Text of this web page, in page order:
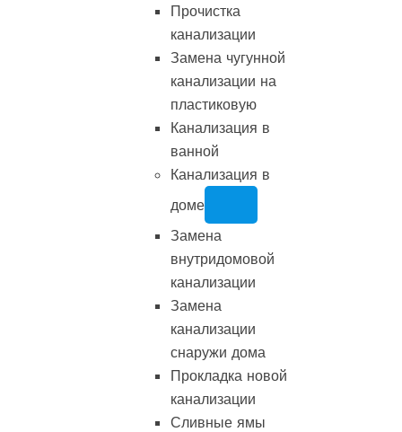
Прочистка
канализации
Замена чугунной
канализации на
пластиковую
Канализация в
ванной
Канализация в
доме
Замена
внутридомовой
канализации
Замена
канализации
снаружи дома
Прокладка новой
канализации
Сливные ямы